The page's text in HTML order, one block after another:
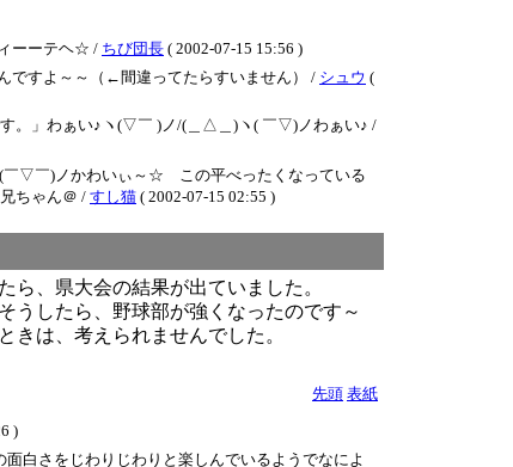
ーーテヘ☆ / ちび団長 ( 2002-07-15 15:56 )
ですよ～～（←間違ってたらすいません） / シュウ (
。」わぁい♪ヽ(▽￣ )ノ/(＿△＿)ヽ( ￣▽)ノわぁい♪ /
(￣▽￣)ノかわいぃ～☆ この平べったくなっている
ちゃん＠ / すし猫 ( 2002-07-15 02:55 )
、県大会の結果が出ていました。
うしたら、野球部が強くなったのです～
きは、考えられませんでした。
先頭 表紙
)
白さをじわりじわりと楽しんでいるようでなによ